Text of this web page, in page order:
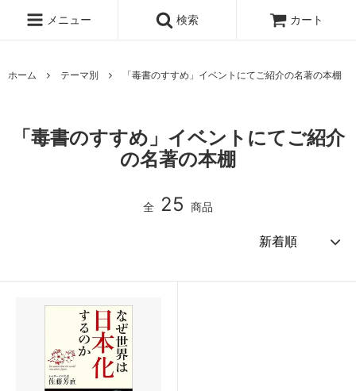
メニュー 検索 カート
ホーム テーマ別 「毒書のすすめ」イベントにてご紹介の名著の本棚
「毒書のすすめ」イベントにてご紹介
の名著の本棚
全 25 商品